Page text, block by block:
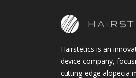
Hairstetics is an
device company,
cutting-edge alopecia